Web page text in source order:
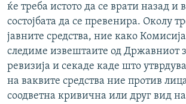
ќе треба истото да се врати назад и
состојбата да се превенира. Околу
јавните средства, ние како
следиме извештаите од Државниот
ревизија и секаде каде што
на ваквите средства ние против
соодветна кривична или друг вид на